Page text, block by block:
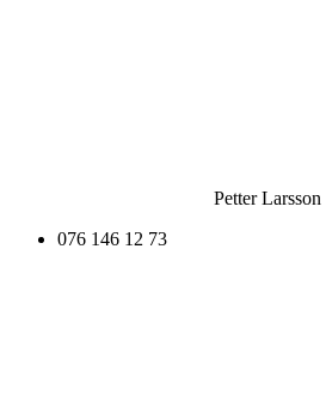
Petter Larsson
076 146 12 73